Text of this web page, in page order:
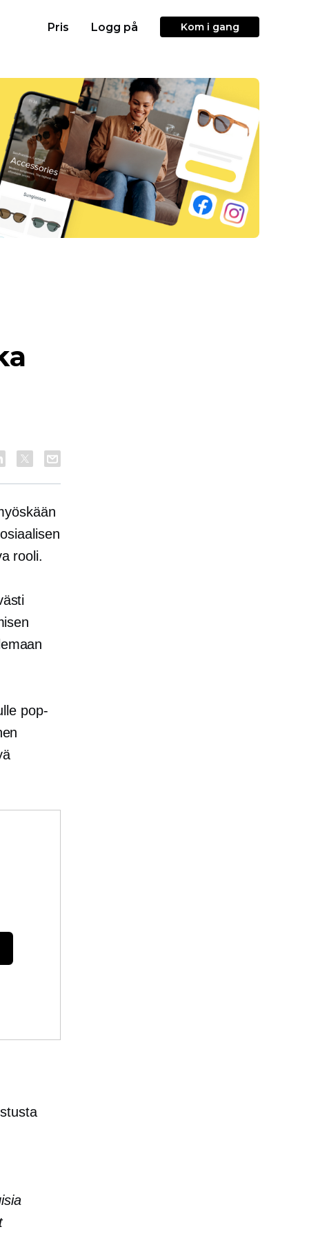
Pris Logg på Kom i gang
rooli.
pop-